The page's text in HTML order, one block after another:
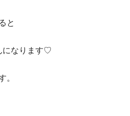
と
になります♡
。